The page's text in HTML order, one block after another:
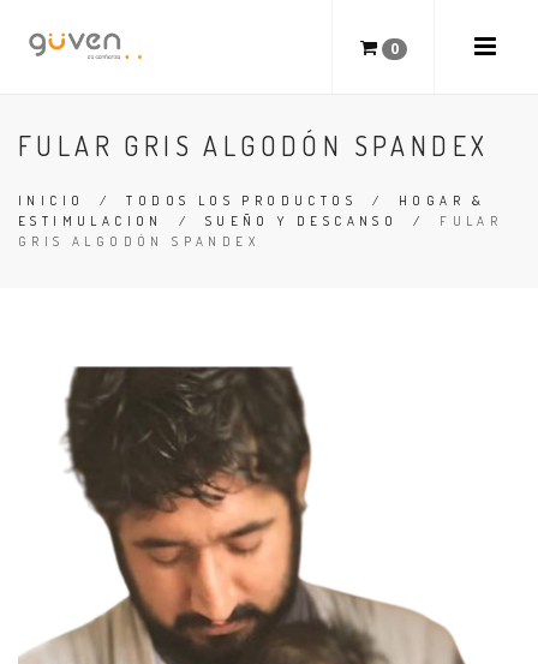
0
FULAR GRIS ALGODÓN SPANDEX
INICIO /TODOS LOS PRODUCTOS / HOGAR &
ESTIMULACION
/ SUEÑO Y DESCANSO / FULAR
GRIS ALGODÓN SPANDEX